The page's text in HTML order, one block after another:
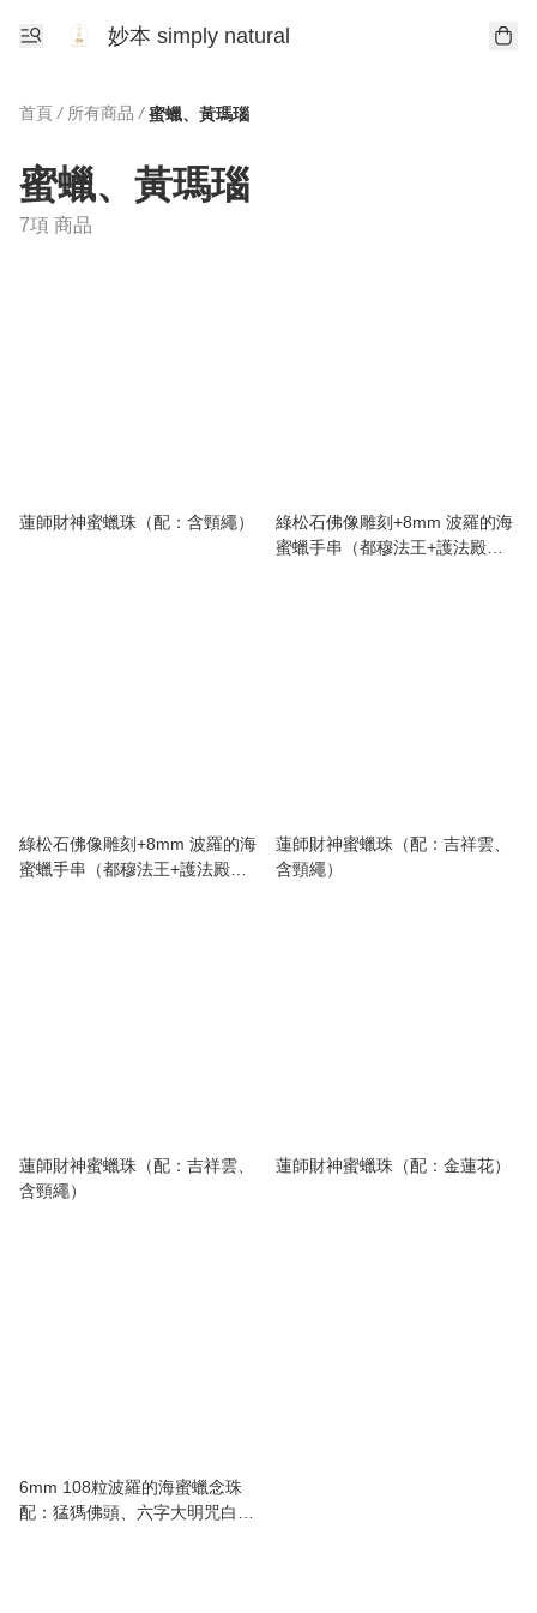
妙本 simply natural
首頁 / 所有商品 / 蜜蠟、黃瑪瑙
蜜蠟、黃瑪瑙
7項 商品
蓮師財神蜜蠟珠（配：含頸繩）
綠松石佛像雕刻+8mm 波羅的海
蜜蠟手串（都穆法王+護法殿加
綠松石佛像雕刻+8mm 波羅的海
蜜蠟手串（都穆法王+護法殿加
蓮師財神蜜蠟珠（配：吉祥雲、
含頸繩）
蓮師財神蜜蠟珠（配：吉祥雲、
含頸繩）
蓮師財神蜜蠟珠（配：金蓮花）
6mm 108粒波羅的海蜜蠟念珠
配：猛獁佛頭、六字大明咒白水